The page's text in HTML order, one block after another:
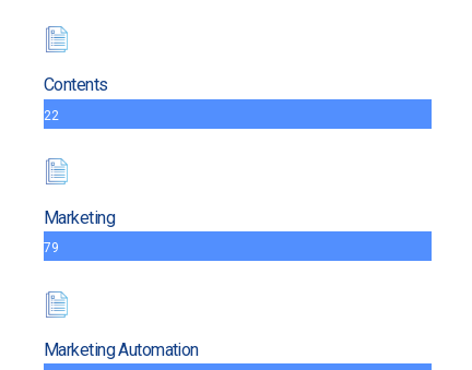
Contents
22
Marketing
79
Marketing Automation